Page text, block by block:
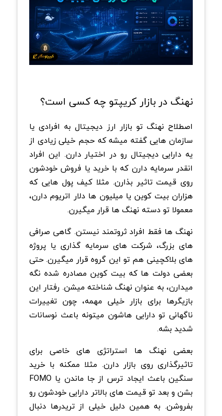
نهنگ در بازار کریپتو چه کسی است؟
اصطلاح نهنگ تو بازار ارز دیجیتال به افرادی یا
سازمان هایی گفته میشه که حجم خیلی زیادی از
یه دارایی دیجیتال رو در اختیار دارن. این افراد
انقدر سرمایه دارن که با خرید یا فروش خودشون
روی قیمت تاثیر بذارن. مثلا کیف پول هایی که
هزاران بیت کوین یا میلیون ها دلار اتریوم دارن،
معمولا تو دسته نهنگ ها قرار میگیرن.
نهنگ ها فقط افراد ثروتمند نیستن. گاهی صرافی
های بزرگ، شرکت های سرمایه گذاری یا پروژه
های بلاکچینی هم تو این گروه قرار میگیرن. حتی
بعضی دولت ها که بیت کوین مصادره شده نگه
میدارن، به عنوان نهنگ شناخته میشن. رفتار این
بازیگرها برای بازار خیلی مهمه، چون تغییرات
ناگهانی تو دارایی هاشون میتونه باعث نوسانات
شدید بشه.
بعضی نهنگ ها استراتژی های خاصی برای
تاثیرگذاری روی بازار دارن. مثلا ممکنه با خرید
سنگین باعث ایجاد ترس از جا ماندن یا FOMO
بشن و بعد تو قیمت های بالاتر دارایی خودشون رو
بفروشن. به همین دلیل خیلی از تریدرها دنبال